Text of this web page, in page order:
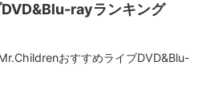
rayランキング
おすすめライブDVD&Blu-